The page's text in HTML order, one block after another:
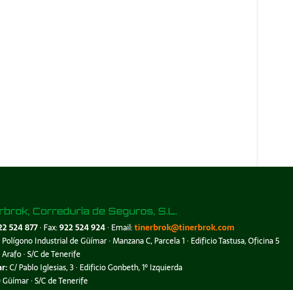
Correduría de Seguros, S.L.
524 877· Fax:922 524 924· Email:tinerbrok@tinerbrok.com
Polígono Industrial de Güímar · Manzana C, Parcela 1 · Edificio Tastusa, Oficina 5
· S/C de Tenerife
C/ Pablo Iglesias, 3 · Edificio Gonbeth, 1º Izquierda
· S/C de Tenerife